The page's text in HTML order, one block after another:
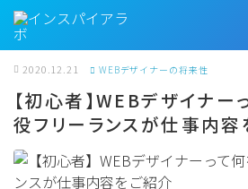
MENU
トップページ
プロフィール
2020.12.21 WEBデザイナーの将来性
【初心者】WEBデザイナー
役フリーランスが仕事内容